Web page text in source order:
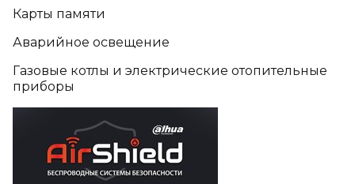
Карты памяти
Аварийное освещение
Газовые котлы и электрические отопительные
приборы